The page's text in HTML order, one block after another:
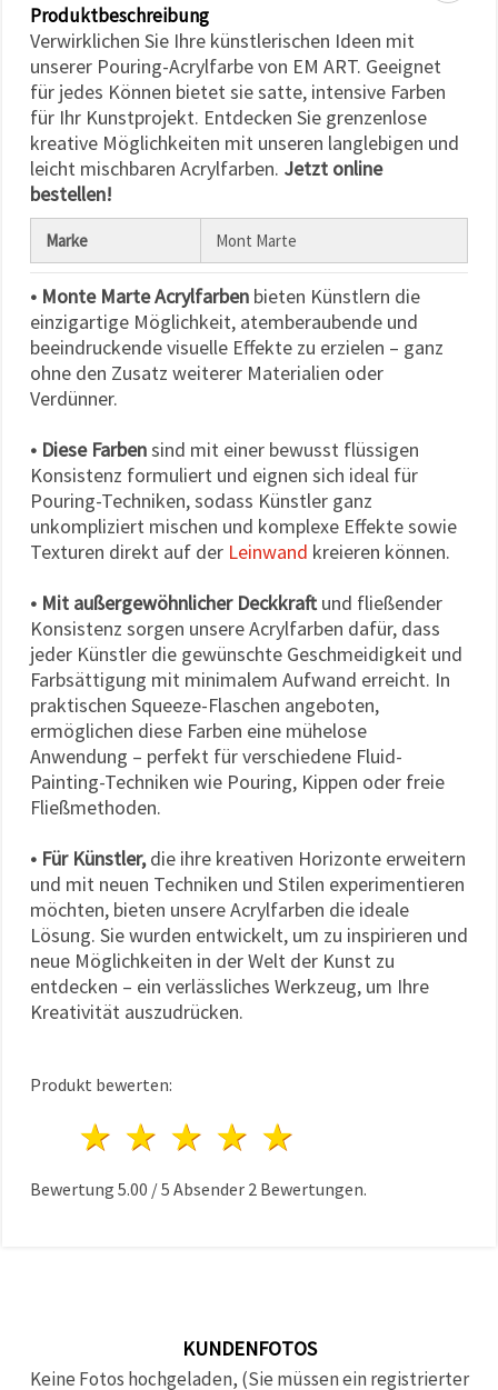
Datenschutzerklärung
Cookie-
Richtlinie
Alle
akzeptieren
Cookie-
Einstellungen
Produktbeschreibung
Verwirklichen Sie Ihre künstlerischen Ideen mit
unserer Pouring-Acrylfarbe von EM ART. Geeignet
für jedes Können bietet sie satte, intensive Farben
für Ihr Kunstprojekt. Entdecken Sie grenzenlose
kreative Möglichkeiten mit unseren langlebigen und
leicht mischbaren Acrylfarben. Jetzt online
bestellen!
Marke Mont Marte
• Monte Marte Acrylfarben bieten Künstlern die
einzigartige Möglichkeit, atemberaubende und
beeindruckende visuelle Effekte zu erzielen – ganz
ohne den Zusatz weiterer Materialien oder
Verdünner.
• Diese Farbensind mit einer bewusst flüssigen
Konsistenz formuliert und eignen sich ideal für
Pouring-Techniken, sodass Künstler ganz
unkompliziert mischen und komplexe Effekte sowie
Texturen direkt auf der Leinwand kreieren können.
• Mit außergewöhnlicher Deckkraft und fließender
Konsistenz sorgen unsere Acrylfarben dafür, dass
jeder Künstler die gewünschte Geschmeidigkeit und
Farbsättigung mit minimalem Aufwand erreicht. In
praktischen Squeeze-Flaschen angeboten,
ermöglichen diese Farben eine mühelose
Anwendung – perfekt für verschiedene Fluid-
Painting-Techniken wie Pouring, Kippen oder freie
Fließmethoden.
• Für Künstler,die ihre kreativen Horizonte erweitern
und mit neuen Techniken und Stilen experimentieren
möchten, bieten unsere Acrylfarben die ideale
Lösung. Sie wurden entwickelt, um zu inspirieren und
neue Möglichkeiten in der Welt der Kunst zu
entdecken – ein verlässliches Werkzeug, um Ihre
Kreativität auszudrücken.
Produkt bewerten:
4 Sterne
3 Sterne
2 Sterne
1 Stern
Bewertung 5.00 /5 Absender 2 Bewertungen.
KUNDENFOTOS
Keine Fotos hochgeladen, (Sie müssen ein registrierter